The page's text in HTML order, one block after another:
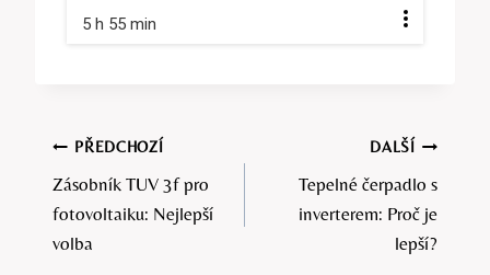
5 h 55 min
Navigace
pro
příspěvek
PŘEDCHOZÍ
Zásobník TUV 3f pro
fotovoltaiku: Nejlepší
volba
DALŠÍ
Tepelné čerpadlo s
inverterem: Proč je
lepší?